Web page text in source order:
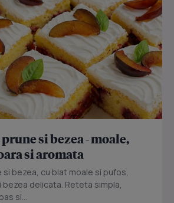
si bezea - moale,
si aromata
si bezea, cu blat moale si pufos,
delicata. Reteta simpla,
si...